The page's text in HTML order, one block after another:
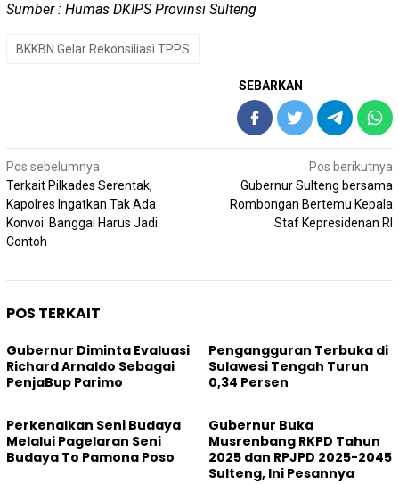
Sumber : Humas DKIPS Provinsi Sulteng
BKKBN Gelar Rekonsiliasi TPPS
SEBARKAN
Navigasi
pos
Pos sebelumnya
Terkait Pilkades Serentak,
Kapolres Ingatkan Tak Ada
Konvoi: Banggai Harus Jadi
Contoh
Pos berikutnya
Gubernur Sulteng bersama
Rombongan Bertemu Kepala
Staf Kepresidenan RI
POS TERKAIT
Gubernur Diminta Evaluasi
Richard Arnaldo Sebagai
PenjaBup Parimo
Pengangguran Terbuka di
Sulawesi Tengah Turun
0,34 Persen
Perkenalkan Seni Budaya
Melalui Pagelaran Seni
Budaya To Pamona Poso
Gubernur Buka
Musrenbang RKPD Tahun
2025 dan RPJPD 2025-2045
Sulteng, Ini Pesannya